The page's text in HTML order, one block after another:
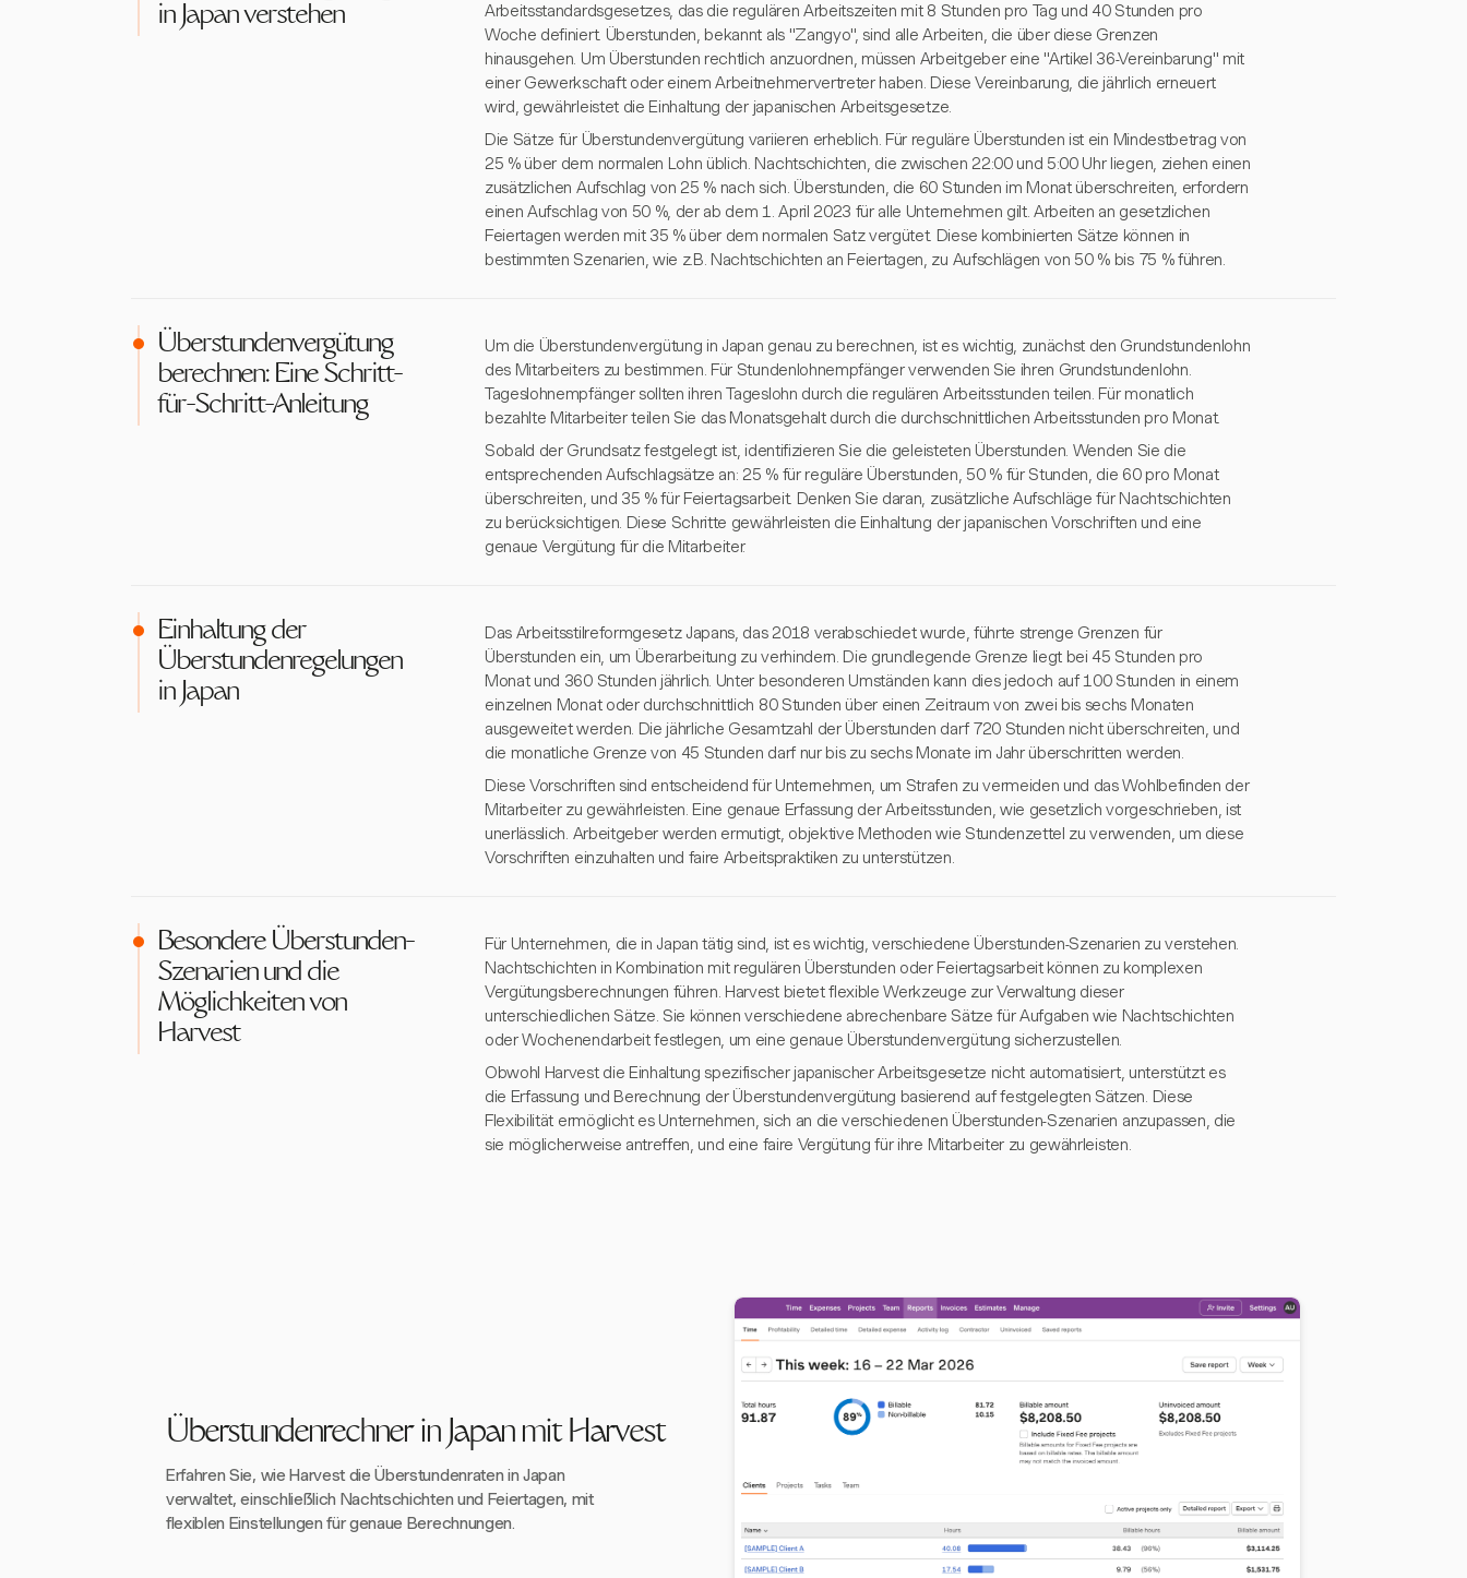
in Japan verstehen
Arbeitsstandardsgesetzes, das die regulären Arbeitszeiten mit 8 Stunden pro Tag und 40 Stunden pro
Woche definiert. Überstunden, bekannt als "Zangyo", sind alle Arbeiten, die über diese Grenzen
hinausgehen. Um Überstunden rechtlich anzuordnen, müssen Arbeitgeber eine "Artikel 36-Vereinbarung" mit
einer Gewerkschaft oder einem Arbeitnehmervertreter haben. Diese Vereinbarung, die jährlich erneuert
wird, gewährleistet die Einhaltung der japanischen Arbeitsgesetze.
Die Sätze für Überstundenvergütung variieren erheblich. Für reguläre Überstunden ist ein Mindestbetrag von
25 % über dem normalen Lohn üblich. Nachtschichten, die zwischen 22:00 und 5:00 Uhr liegen, ziehen einen
zusätzlichen Aufschlag von 25 % nach sich. Überstunden, die 60 Stunden im Monat überschreiten, erfordern
einen Aufschlag von 50 %, der ab dem 1. April 2023 für alle Unternehmen gilt. Arbeiten an gesetzlichen
Feiertagen werden mit 35 % über dem normalen Satz vergütet. Diese kombinierten Sätze können in
bestimmten Szenarien, wie z.B. Nachtschichten an Feiertagen, zu Aufschlägen von 50 % bis 75 % führen.
Überstundenvergütung
berechnen: Eine Schritt-
für-Schritt-Anleitung
Um die Überstundenvergütung in Japan genau zu berechnen, ist es wichtig, zunächst den Grundstundenlohn
des Mitarbeiters zu bestimmen. Für Stundenlohnempfänger verwenden Sie ihren Grundstundenlohn.
Tageslohnempfänger sollten ihren Tageslohn durch die regulären Arbeitsstunden teilen. Für monatlich
bezahlte Mitarbeiter teilen Sie das Monatsgehalt durch die durchschnittlichen Arbeitsstunden pro Monat.
Sobald der Grundsatz festgelegt ist, identifizieren Sie die geleisteten Überstunden. Wenden Sie die
entsprechenden Aufschlagsätze an: 25 % für reguläre Überstunden, 50 % für Stunden, die 60 pro Monat
überschreiten, und 35 % für Feiertagsarbeit. Denken Sie daran, zusätzliche Aufschläge für Nachtschichten
zu berücksichtigen. Diese Schritte gewährleisten die Einhaltung der japanischen Vorschriften und eine
genaue Vergütung für die Mitarbeiter.
Einhaltung der
Überstundenregelungen
in Japan
Das Arbeitsstilreformgesetz Japans, das 2018 verabschiedet wurde, führte strenge Grenzen für
Überstunden ein, um Überarbeitung zu verhindern. Die grundlegende Grenze liegt bei 45 Stunden pro
Monat und 360 Stunden jährlich. Unter besonderen Umständen kann dies jedoch auf 100 Stunden in einem
einzelnen Monat oder durchschnittlich 80 Stunden über einen Zeitraum von zwei bis sechs Monaten
ausgeweitet werden. Die jährliche Gesamtzahl der Überstunden darf 720 Stunden nicht überschreiten, und
die monatliche Grenze von 45 Stunden darf nur bis zu sechs Monate im Jahr überschritten werden.
Diese Vorschriften sind entscheidend für Unternehmen, um Strafen zu vermeiden und das Wohlbefinden der
Mitarbeiter zu gewährleisten. Eine genaue Erfassung der Arbeitsstunden, wie gesetzlich vorgeschrieben, ist
unerlässlich. Arbeitgeber werden ermutigt, objektive Methoden wie Stundenzettel zu verwenden, um diese
Vorschriften einzuhalten und faire Arbeitspraktiken zu unterstützen.
Besondere Überstunden-
Szenarien und die
Möglichkeiten von
Harvest
Für Unternehmen, die in Japan tätig sind, ist es wichtig, verschiedene Überstunden-Szenarien zu verstehen.
Nachtschichten in Kombination mit regulären Überstunden oder Feiertagsarbeit können zu komplexen
Vergütungsberechnungen führen. Harvest bietet flexible Werkzeuge zur Verwaltung dieser
unterschiedlichen Sätze. Sie können verschiedene abrechenbare Sätze für Aufgaben wie Nachtschichten
oder Wochenendarbeit festlegen, um eine genaue Überstundenvergütung sicherzustellen.
Obwohl Harvest die Einhaltung spezifischer japanischer Arbeitsgesetze nicht automatisiert, unterstützt es
die Erfassung und Berechnung der Überstundenvergütung basierend auf festgelegten Sätzen. Diese
Flexibilität ermöglicht es Unternehmen, sich an die verschiedenen Überstunden-Szenarien anzupassen, die
sie möglicherweise antreffen, und eine faire Vergütung für ihre Mitarbeiter zu gewährleisten.
Überstundenrechner in Japan mit Harvest
Erfahren Sie, wie Harvest die Überstundenraten in Japan
verwaltet, einschließlich Nachtschichten und Feiertagen, mit
flexiblen Einstellungen für genaue Berechnungen.